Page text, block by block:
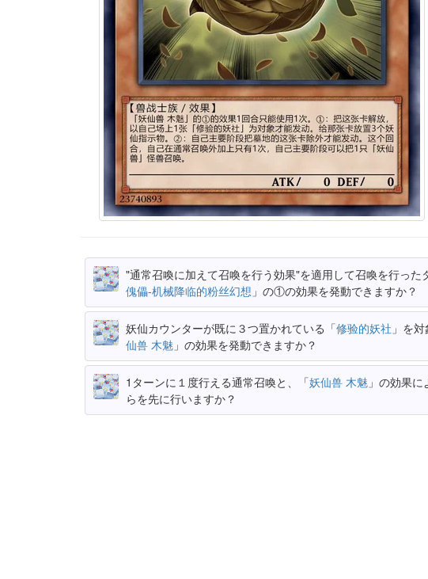
"通常召喚に加えて召喚を行う効果"を適用して召喚を行った
傀儡-机械降临的粉丝幻想 」の①の効果を発動できますか？
妖仙カウンターが既に３つ置かれている「修验的妖社 」を
仙兽 木魅 」の効果を発動できますか？
1ターンに１度行える通常召喚と、「妖仙兽 木魅 」の効果
らを先に行いますか？